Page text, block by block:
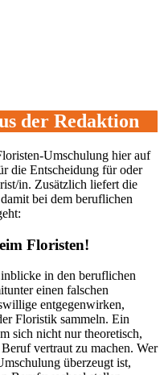
der Redaktion
Umschulung hier auf
die Entscheidung für oder
in. Zusätzlich liefert die
bei dem beruflichen
Floristen!
in den beruflichen
einen falschen
entgegenwirken,
Floristik sammeln. Ein
sich nicht nur theoretisch,
vertraut zu machen. Wer
überzeugt ist,